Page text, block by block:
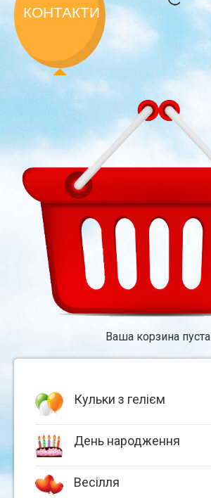
КОНТАКТИ
Ваша корзина пуста
Кульки з гелієм
День народження
Весілля